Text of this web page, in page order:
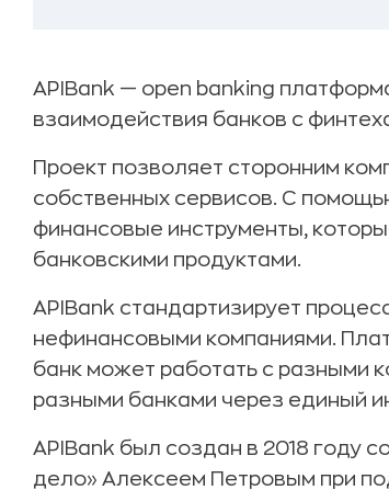
APIBank — open banking
взаимодействия банков с
Проект позволяет сторонним
собственных сервисов. C
финансовые инструменты,
банковскими продуктами.
APIBank стандартизирует
нефинансовыми компаниями.
банк может работать с разными
разными банками через единый
APIBank был создан в 2018 году
дело» Алексеем Петровым при